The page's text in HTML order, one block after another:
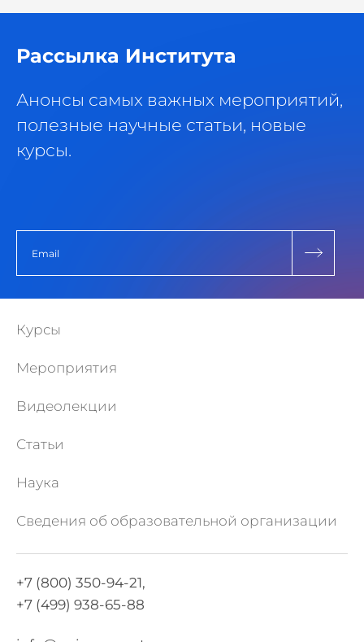
Рассылка Института
Анонсы самых важных мероприятий,
полезные научные статьи, новые
курсы.
Курсы
Мероприятия
Видеолекции
Статьи
Наука
Сведения об образовательной организации
+7 (800) 350-94-21,
+7 (499) 938-65-88